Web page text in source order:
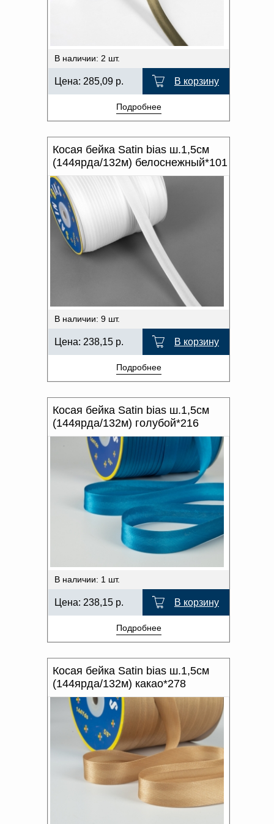
Вопросы и ответы
Новости | Статьи
В наличии: 2 шт.
Цена: 285,09 р. В корзину
Подробнее
Косая бейка Satin bias ш.1,5см
(144ярда/132м) белоснежный*101
В наличии: 9 шт.
Цена: 238,15 р. В корзину
Подробнее
Косая бейка Satin bias ш.1,5см
(144ярда/132м) голубой*216
В наличии: 1 шт.
Цена: 238,15 р. В корзину
Подробнее
Косая бейка Satin bias ш.1,5см
(144ярда/132м) какао*278
Добавить
в